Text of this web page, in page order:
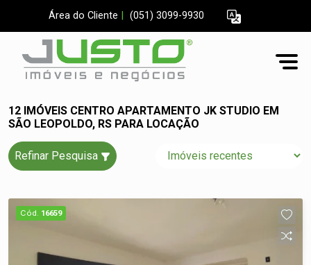
Área do Cliente (051) 3099-9930
12 IMÓVEIS CENTRO APARTAMENTO JK STUDIO EM
SÃO LEOPOLDO, RS PARA LOCAÇÃO
Refinar Pesquisa
Cód. 16659